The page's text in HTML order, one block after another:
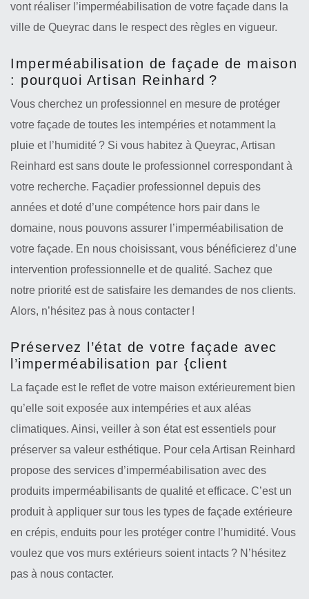
vont réaliser l’imperméabilisation de votre façade dans la
ville de Queyrac dans le respect des règles en vigueur.
Imperméabilisation de façade de maison
: pourquoi Artisan Reinhard ?
Vous cherchez un professionnel en mesure de protéger
votre façade de toutes les intempéries et notamment la
pluie et l’humidité ? Si vous habitez à Queyrac, Artisan
Reinhard est sans doute le professionnel correspondant à
votre recherche. Façadier professionnel depuis des
années et doté d’une compétence hors pair dans le
domaine, nous pouvons assurer l’imperméabilisation de
votre façade. En nous choisissant, vous bénéficierez d’une
intervention professionnelle et de qualité. Sachez que
notre priorité est de satisfaire les demandes de nos clients.
Alors, n’hésitez pas à nous contacter !
Préservez l’état de votre façade avec
l’imperméabilisation par {client
La façade est le reflet de votre maison extérieurement bien
qu’elle soit exposée aux intempéries et aux aléas
climatiques. Ainsi, veiller à son état est essentiels pour
préserver sa valeur esthétique. Pour cela Artisan Reinhard
propose des services d’imperméabilisation avec des
produits imperméabilisants de qualité et efficace. C’est un
produit à appliquer sur tous les types de façade extérieure
en crépis, enduits pour les protéger contre l’humidité. Vous
voulez que vos murs extérieurs soient intacts ? N’hésitez
pas à nous contacter.